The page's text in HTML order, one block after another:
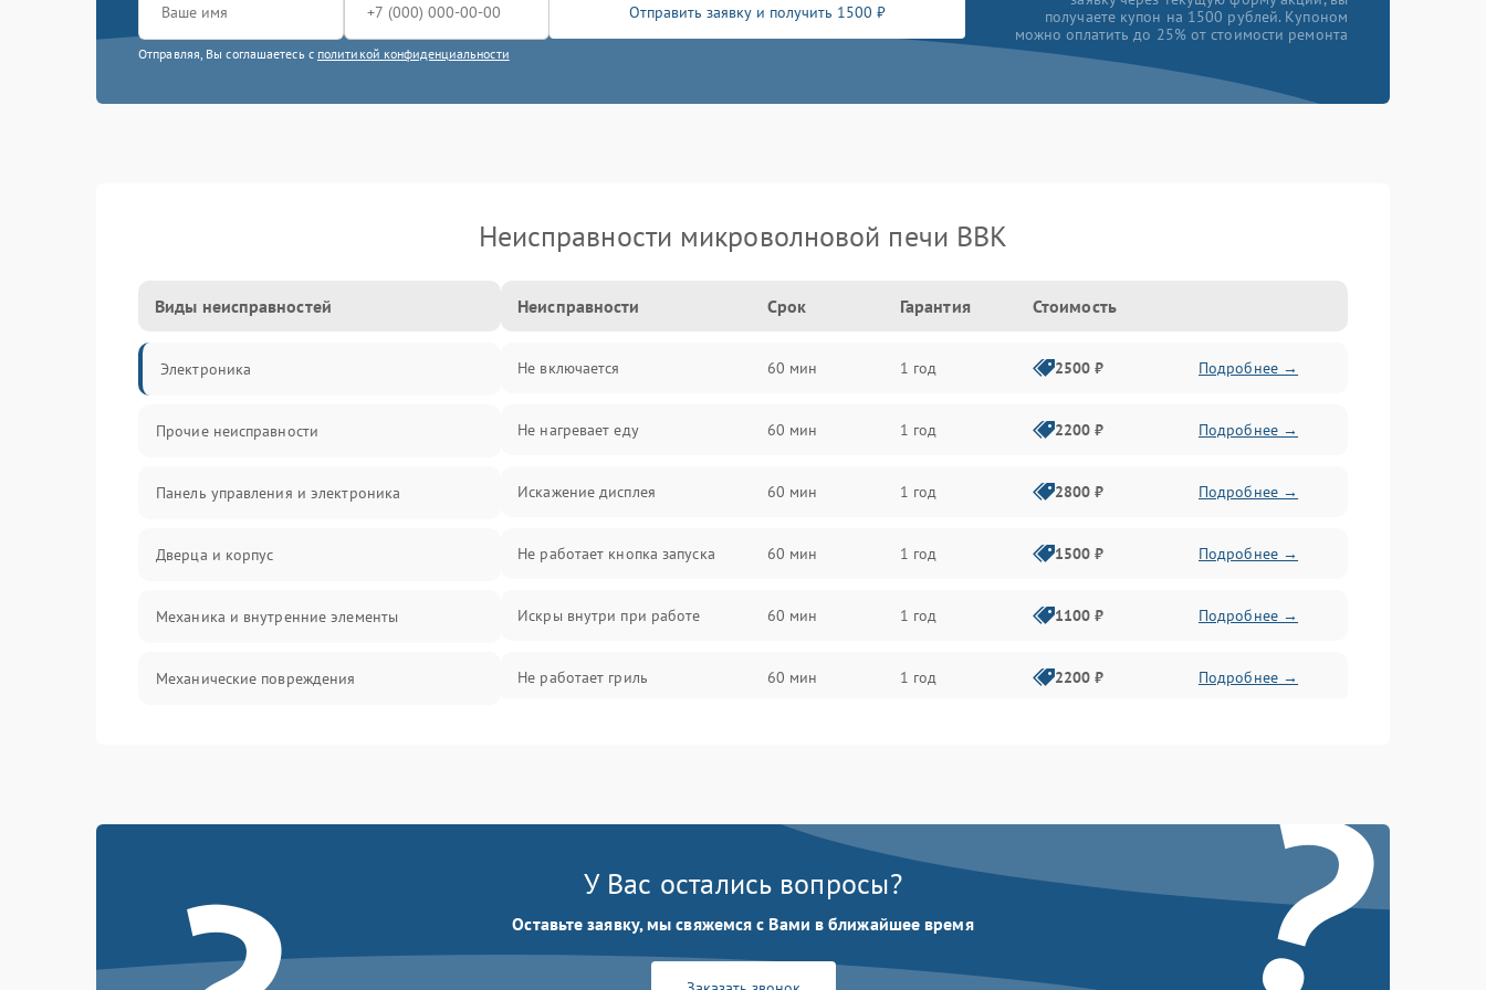
Отправить заявку и получить 1500 ₽
Отправляя, Вы соглашаетесь с политикой конфиденциальности
получаете купон на 1500 рублей. Купоном
можно оплатить до 25% от стоимости ремонта
Неисправности микроволновой печи BBK
Виды неисправностей
Электроника
Прочие неисправности
Панель управления и электроника
Дверца и корпус
Механика и внутренние элементы
Механические повреждения
Неисправности Срок Гарантия Стоимость
Не включается 60 мин 1 год 2500 ₽ Подробнее →
Не нагревает еду 60 мин 1 год 2200 ₽ Подробнее →
Искажение дисплея 60 мин 1 год 2800 ₽ Подробнее →
Не работает кнопка запуска 60 мин 1 год 1500 ₽ Подробнее →
Искры внутри при работе 60 мин 1 год 1100 ₽ Подробнее →
Не работает гриль 60 мин 1 год 2200 ₽ Подробнее →
Проблемы с вентилятором 60 мин 1 год 2000 ₽
Подробнее →
?
У Вас остались вопросы?
Оставьте заявку, мы свяжемся с Вами в ближайшее время